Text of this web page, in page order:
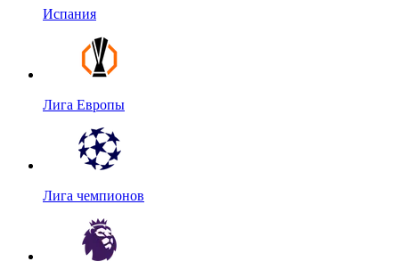
Испания
Лига Европы
Лига чемпионов